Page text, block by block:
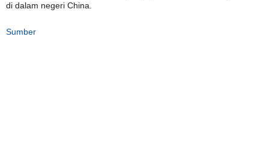
di dalam negeri China.
Sumber